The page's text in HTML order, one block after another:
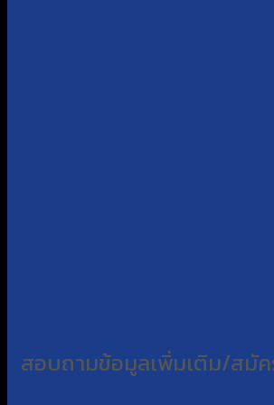
สอบถามข้อมูลเพิ่มเติม/สมัค